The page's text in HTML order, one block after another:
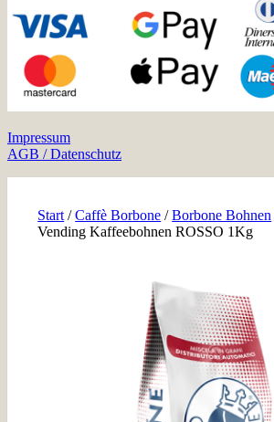
Impressum
AGB / Datenschutz
Start /Caffè Borbone /Borbone Bohnen
Vending Kaffeebohnen ROSSO 1Kg